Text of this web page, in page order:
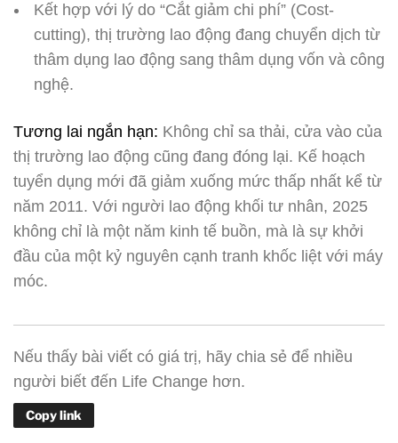
Kết hợp với lý do “Cắt giảm chi phí” (Cost-
cutting), thị trường lao động đang chuyển dịch từ
thâm dụng lao động sang thâm dụng vốn và công
nghệ.
Tương lai ngắn hạn: Không chỉ sa thải, cửa vào của
thị trường lao động cũng đang đóng lại. Kế hoạch
tuyển dụng mới đã giảm xuống mức thấp nhất kể từ
năm 2011. Với người lao động khối tư nhân, 2025
không chỉ là một năm kinh tế buồn, mà là sự khởi
đầu của một kỷ nguyên cạnh tranh khốc liệt với máy
móc.
Nếu thấy bài viết có giá trị, hãy chia sẻ để nhiều
người biết đến Life Change hơn.
Copy link